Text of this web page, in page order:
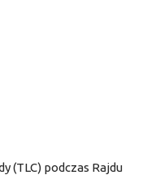
(TLC) podczas Rajdu